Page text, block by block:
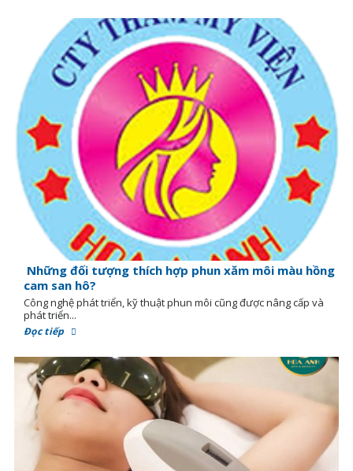
Những đối tượng thích hợp phun xăm môi màu hồng
cam san hô?
Công nghệ phát triển, kỹ thuật phun môi cũng được nâng cấp và
phát triển...
Đọc tiếp